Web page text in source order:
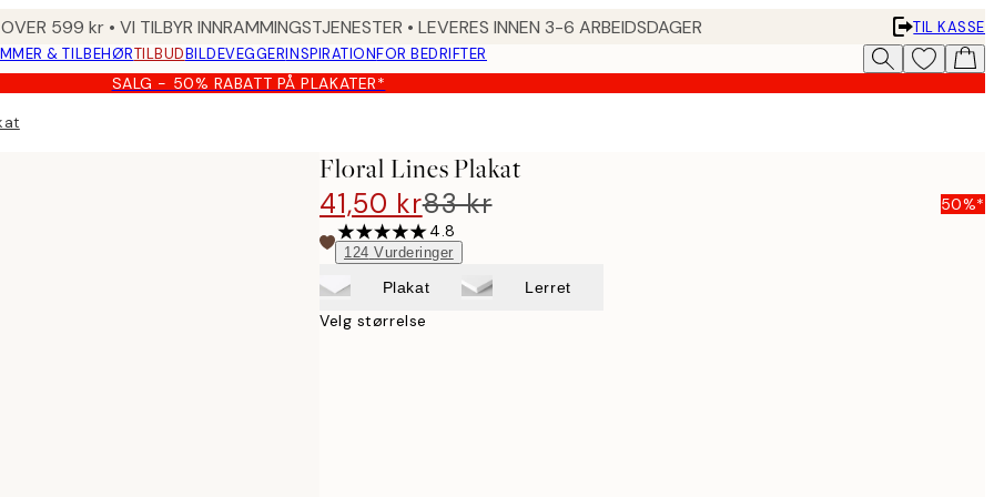
599 kr • VI TILBYR INNRAMMINGSTJENESTER • LEVERES INNEN 3-6 ARBEIDSDAGER
TIL KASSE
& TILBEHØRTILBUDBILDEVEGGERINSPIRATIONFOR BEDRIFTER
SALG - 50% RABATT PÅ PLAKATER*
Floral Lines Plakat
41,50 kr83 kr
50%*
4.8
124 Vurderinger
Plakat Lerret
Velg størrelse